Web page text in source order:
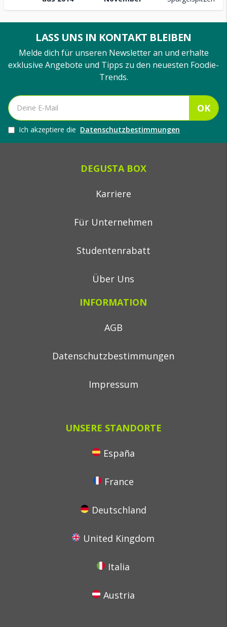
LASS UNS IN KONTAKT BLEIBEN
Melde dich für unseren Newsletter an und erhalte
exklusive Angebote und Tipps zu den neuesten Foodie-
Trends.
OK
Ich akzeptiere die Datenschutzbestimmungen
DEGUSTA BOX
Karriere
Für Unternehmen
Studentenrabatt
Über Uns
INFORMATION
AGB
Datenschutzbestimmungen
Impressum
UNSERE STANDORTE
España
France
Deutschland
United Kingdom
Italia
Austria